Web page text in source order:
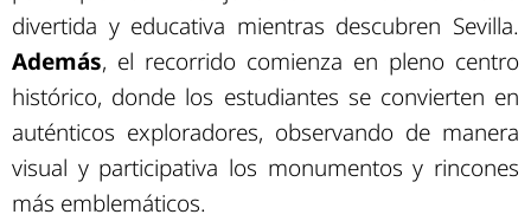
divertida y educativa mientras descubren Sevilla.
Además, el recorrido comienza en pleno centro
histórico, donde los estudiantes se convierten en
auténticos exploradores, observando de manera
visual y participativa los monumentos y rincones
más emblemáticos.